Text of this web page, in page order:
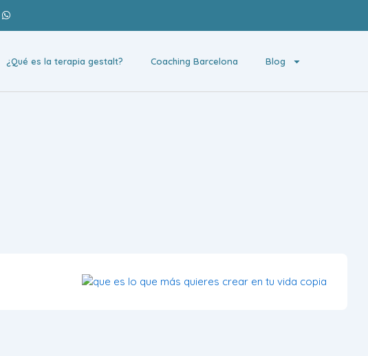
¿Qué es la terapia gestalt? Coaching Barcelona Blog